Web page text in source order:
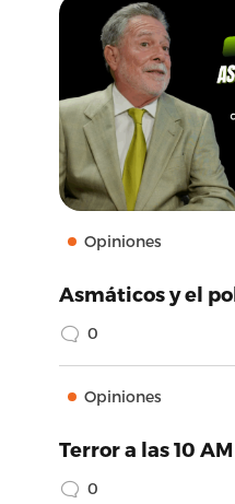
Opiniones
Asmáticos y el
0
Opiniones
Terror a las 10 AM
0